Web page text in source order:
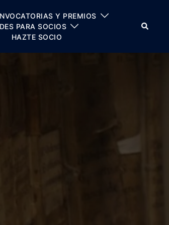
Y PREMIOS
PARA SOCIOS
HAZTE SOCIO
Buscar